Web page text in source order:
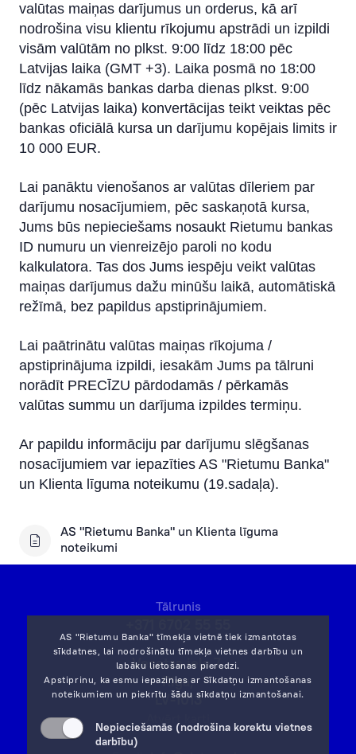
valūtas maiņas darījumus un orderus, kā arī
nodrošina visu klientu rīkojumu apstrādi un izpildi
visām valūtām no plkst. 9:00 līdz 18:00 pēc
Latvijas laika (GMT +3). Laika posmā no 18:00
līdz nākamās bankas darba dienas plkst. 9:00
(pēc Latvijas laika) konvertācijas teikt veiktas pēc
bankas oficiālā kursa un darījumu kopējais limits ir
10 000 EUR.
Lai panāktu vienošanos ar valūtas dīleriem par
darījumu nosacījumiem, pēc saskaņotā kursa,
Jums būs nepieciešams nosaukt Rietumu bankas
ID numuru un vienreizējo paroli no kodu
kalkulatora. Tas dos Jums iespēju veikt valūtas
maiņas darījumus dažu minūšu laikā, automātiskā
režīmā, bez papildus apstiprinājumiem.
Lai paātrinātu valūtas maiņas rīkojuma /
apstiprinājuma izpildi, iesakām Jums pa tālruni
norādīt PRECĪZU pārdodamās / pērkamās
valūtas summu un darījuma izpildes termiņu.
Ar papildu informāciju par darījumu slēgšanas
nosacījumiem var iepazīties AS "Rietumu Banka"
un Klienta līguma noteikumu (19.sadaļa).
AS "Rietumu Banka" un Klienta līguma
noteikumi
AS "Rietumu Banka" tīmekļa vietnē tiek izmantotas
sīkdatnes, lai nodrošinātu tīmekļa vietnes darbību un
labāku lietošanas pieredzi.
Apstiprinu, ka esmu iepazinies ar Sīkdatņu izmantošanas
noteikumiem un piekrītu šādu sīkdatņu izmantošanai.
Nepieciešamās (nodrošina korektu vietnes
darbību)
Tālrunis
Vesetas iela 7,
Rīga,
LV-1013